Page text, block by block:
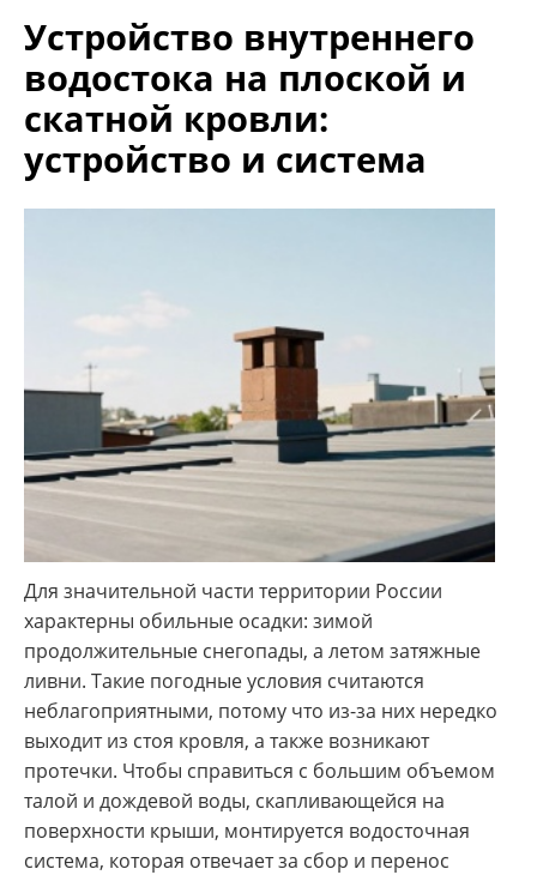
Устройство внутреннего
водостока на плоской и
скатной кровли:
устройство и система
Для значительной части территории России
характерны обильные осадки: зимой
продолжительные снегопады, а летом затяжные
ливни. Такие погодные условия считаются
неблагоприятными, потому что из-за них нередко
выходит из стоя кровля, а также возникают
протечки. Чтобы справиться с большим объемом
талой и дождевой воды, скапливающейся на
поверхности крыши, монтируется водосточная
система, которая отвечает за сбор и перенос